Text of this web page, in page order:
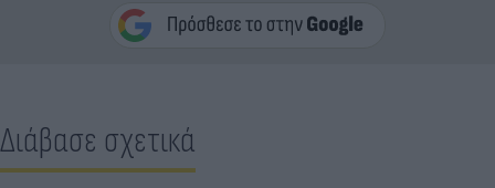
Διάβασε σχετικά